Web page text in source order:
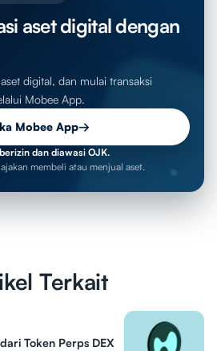
aset digital dengan
digital, dan mulai transaksi
Mobee App.
Mobee App→
dan diawasi OJK.
membeli atau menjual aset.
Terkait
Token Perps DEX